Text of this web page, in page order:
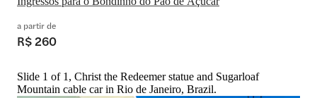
a partir de
R$ 260
Slide 1 of 1, Christ the Redeemer statue and Sugarloaf
Mountain cable car in Rio de Janeiro, Brazil.